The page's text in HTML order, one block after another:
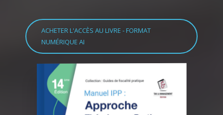
ACHETER L'ACCÈS AU LIVRE - FORMAT
NUMÉRIQUE AI